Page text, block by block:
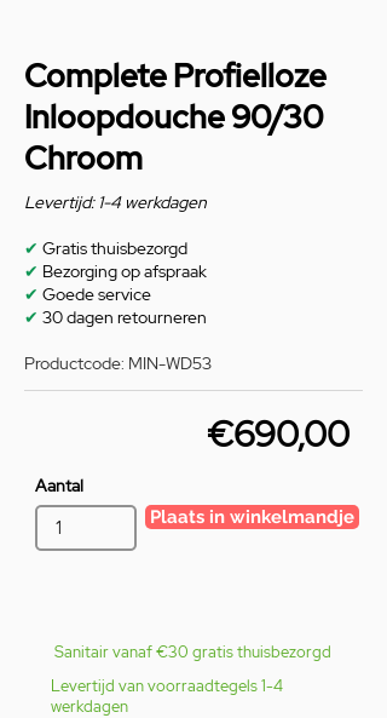
Complete Profielloze
Inloopdouche 90/30
Chroom
Levertijd: 1-4 werkdagen
✔ Gratis thuisbezorgd
✔ Bezorging op afspraak
✔ Goede service
✔ 30 dagen retourneren
Productcode: MIN-WD53
€690,00
Aantal
Plaats in winkelmandje
Sanitair vanaf €30 gratis thuisbezorgd
Levertijd van voorraadtegels 1-4
werkdagen